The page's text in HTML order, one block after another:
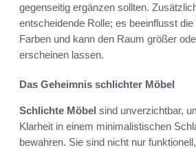
gegenseitig ergänzen sollten.
entscheidende Rolle; es beeinflusst
Farben und kann den Raum größer
erscheinen lassen.
Das Geheimnis schlichter Möbel
Schlichte Möbel sind unverzichtbar,
Klarheit in einem minimalistischen
bewahren. Sie sind nicht nur